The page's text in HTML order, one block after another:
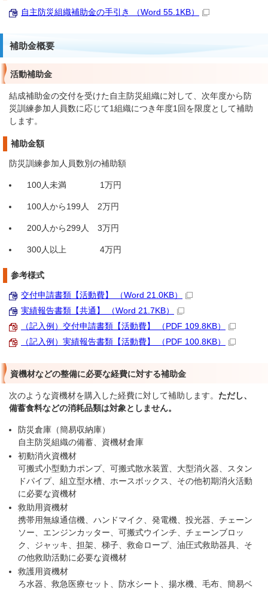
自主防災組織補助金の手引き （Word 55.1KB）
補助金概要
活動補助金
結成補助金の交付を受けた自主防災組織に対して、次年度から防
災訓練参加人員数に応じて1組織につき年度1回を限度として補助
します。
補助金額
防災訓練参加人員数別の補助額
100人未満 1万円
100人から199人 2万円
200人から299人 3万円
300人以上 4万円
参考様式
交付申請書類【活動費】 （Word 21.0KB）
実績報告書類【共通】 （Word 21.7KB）
（記入例）交付申請書類【活動費】 （PDF 109.8KB）
（記入例）実績報告書類【活動費】 （PDF 100.8KB）
資機材などの整備に必要な経費に対する補助金
次のような資機材を購入した経費に対して補助します。 ただし、
備蓄食料などの消耗品類は対象としません。
防災倉庫（簡易収納庫）
自主防災組織の備蓄、資機材倉庫
初動消火資機材
可搬式小型動力ポンプ、可搬式散水装置、大型消火器、スタン
ドパイプ、組立型水槽、ホースボックス、その他初期消火活動
に必要な資機材
救助用資機材
携帯用無線通信機、ハンドマイク、発電機、投光器、チェーン
ソー、エンジンカッター、可搬式ウインチ、チェーンブロッ
ク、ジャッキ、担架、梯子、救命ロープ、油圧式救助器具、そ
の他救助活動に必要な資機材
救護用資機材
ろ水器、救急医療セット、防水シート、揚水機、毛布、簡易ベ